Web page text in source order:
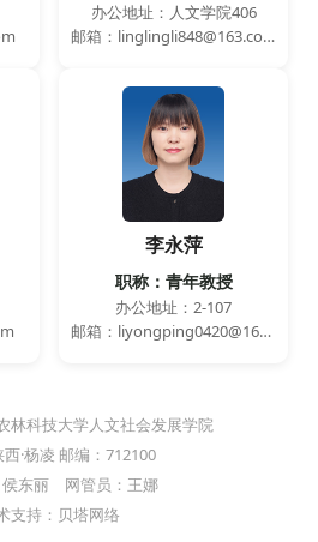
办公地址：人文学院406
邮箱：linglingli848@163.com
李永萍
职称：青年教授
办公地址：2-107
邮箱：liyongping0420@163.com
林科技大学人文社会发展学院
·杨凌 邮编：712100
侯东丽 网管员：王娜
支持：贝塔网络